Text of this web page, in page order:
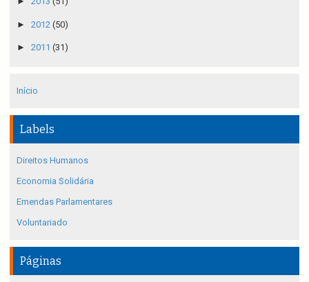
► 2012 (50)
► 2011 (31)
Início
Labels
Direitos Humanos
Economia Solidária
Emendas Parlamentares
Voluntariado
Páginas